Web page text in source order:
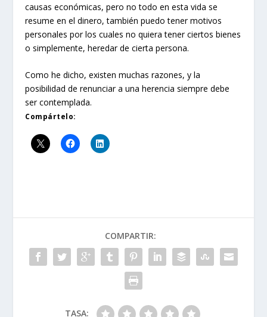
causas económicas, pero no todo en esta vida se
resume en el dinero, también puedo tener motivos
personales por los cuales no quiera tener ciertos bienes
o simplemente, heredar de cierta persona.
Como he dicho, existen muchas razones, y la
posibilidad de renunciar a una herencia siempre debe
ser contemplada.
Compártelo:
COMPARTIR:
TASA: